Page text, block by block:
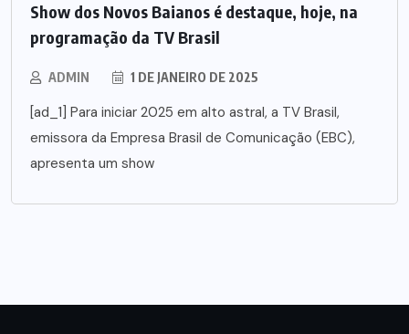
Show dos Novos Baianos é destaque, hoje, na
programação da TV Brasil
ADMIN 1 DE JANEIRO DE 2025
[ad_1] Para iniciar 2025 em alto astral, a TV Brasil,
emissora da Empresa Brasil de Comunicação (EBC),
apresenta um show